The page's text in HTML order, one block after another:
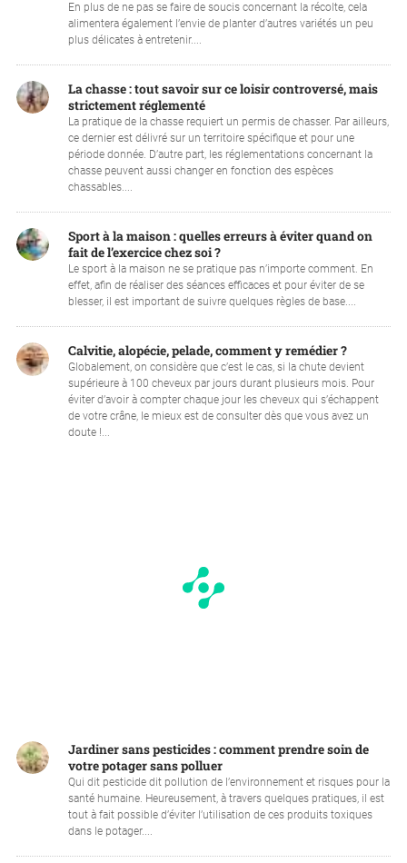
En plus de ne pas se faire de soucis concernant la récolte, cela
alimentera également l’envie de planter d’autres variétés un peu
plus délicates à entretenir....
La chasse : tout savoir sur ce loisir controversé, mais
strictement réglementé
La pratique de la chasse requiert un permis de chasser. Par ailleurs,
ce dernier est délivré sur un territoire spécifique et pour une
période donnée. D’autre part, les réglementations concernant la
chasse peuvent aussi changer en fonction des espèces
chassables....
Sport à la maison : quelles erreurs à éviter quand on
fait de l’exercice chez soi ?
Le sport à la maison ne se pratique pas n’importe comment. En
effet, afin de réaliser des séances efficaces et pour éviter de se
blesser, il est important de suivre quelques règles de base....
Calvitie, alopécie, pelade, comment y remédier ?
Globalement, on considère que c’est le cas, si la chute devient
supérieure à 100 cheveux par jours durant plusieurs mois. Pour
éviter d’avoir à compter chaque jour les cheveux qui s’échappent
de votre crâne, le mieux est de consulter dès que vous avez un
doute !...
Jardiner sans pesticides : comment prendre soin de
votre potager sans polluer
Qui dit pesticide dit pollution de l’environnement et risques pour la
santé humaine. Heureusement, à travers quelques pratiques, il est
tout à fait possible d’éviter l’utilisation de ces produits toxiques
dans le potager....